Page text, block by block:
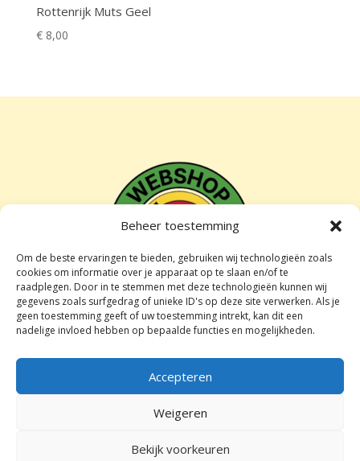
Beheer toestemming
Om de beste ervaringen te bieden, gebruiken wij technologieën zoals
cookies om informatie over je apparaat op te slaan en/of te
raadplegen. Door in te stemmen met deze technologieën kunnen wij
gegevens zoals surfgedrag of unieke ID's op deze site verwerken. Als je
geen toestemming geeft of uw toestemming intrekt, kan dit een
nadelige invloed hebben op bepaalde functies en mogelijkheden.
Accepteren
Weigeren
Bekijk voorkeuren
Rottenrijk Muts Geel
€8,00
Algemene voorwaarden